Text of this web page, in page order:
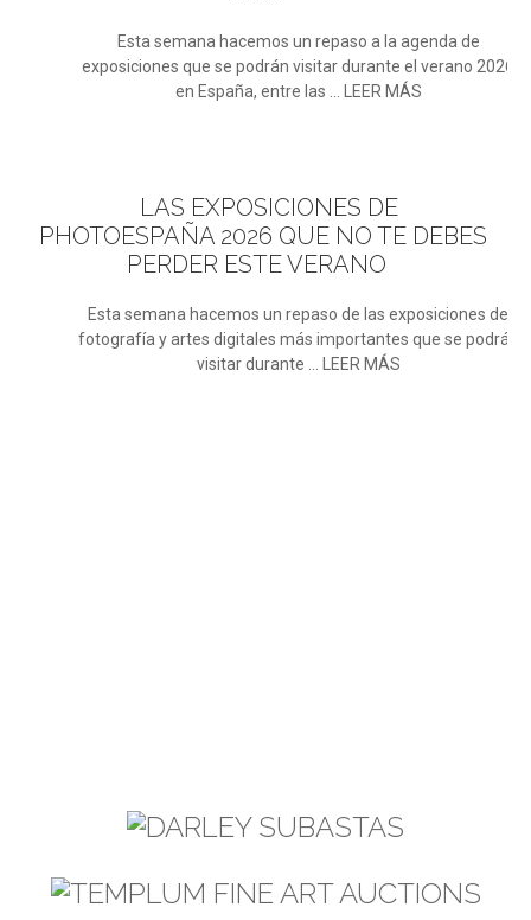
Esta semana hacemos un repaso a la agenda de
exposiciones que se podrán visitar durante el verano 2026
en España, entre las ... LEER MÁS
LAS EXPOSICIONES DE
PHOTOESPAÑA 2026 QUE NO TE DEBES
PERDER ESTE VERANO
Esta semana hacemos un repaso de las exposiciones de
fotografía y artes digitales más importantes que se podrán
visitar durante ... LEER MÁS